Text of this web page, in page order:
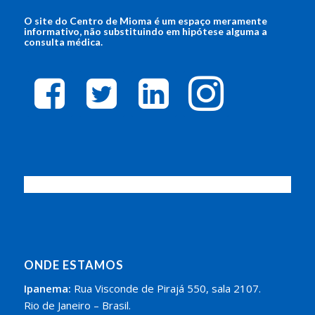
O site do Centro de Mioma é um espaço meramente
informativo, não substituindo em hipótese alguma a
consulta médica.
facebook-
square
twitter-
square
linkedin-
square
instagram
ONDE ESTAMOS
Ipanema: Rua Visconde de Pirajá 550, sala 2107.
Rio de Janeiro – Brasil.